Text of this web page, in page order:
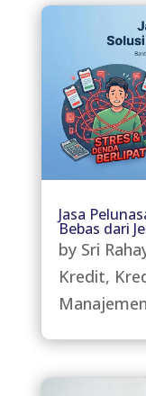
Jasa
Bebas dari
by Sri
Kredit,